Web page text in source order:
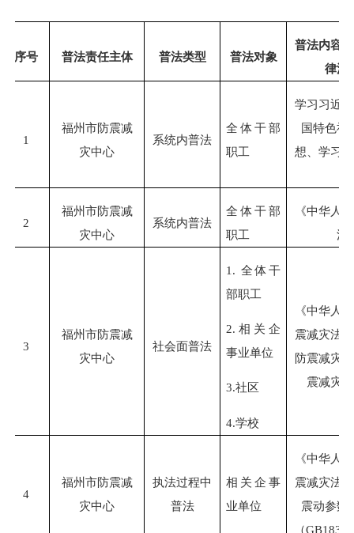
序号 普法责任主体 普法类型 普法对象
普法内容
律法
1
福州市防震减
灾中心
系统内普法
全体干部
职工
学习习近
国特色社
想、学习
2
福州市防震减
灾中心
系统内普法
全体干部
职工
《中华人
法
3
福州市防震减
灾中心
社会面普法
1. 全体干
部职工
2.相关企
事业单位
3.社区
4.学校
《中华人
震减灾法
防震减灾
震减灾
4
福州市防震减
灾中心
执法过程中
普法
相关企事
业单位
《中华人
震减灾法
震动参数
（